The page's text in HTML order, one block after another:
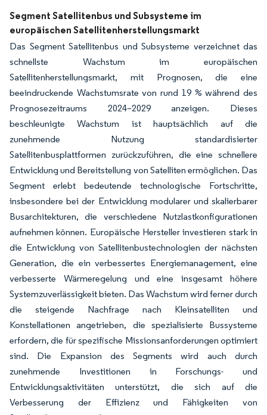
Segment Satellitenbus und Subsysteme im
europäischen Satellitenherstellungsmarkt
Das Segment Satellitenbus und Subsysteme verzeichnet das
schnellste Wachstum im europäischen
Satellitenherstellungsmarkt, mit Prognosen, die eine
beeindruckende Wachstumsrate von rund 19 % während des
Prognosezeitraums 2024–2029 anzeigen. Dieses
beschleunigte Wachstum ist hauptsächlich auf die
zunehmende Nutzung standardisierter
Satellitenbusplattformen zurückzuführen, die eine schnellere
Entwicklung und Bereitstellung von Satelliten ermöglichen. Das
Segment erlebt bedeutende technologische Fortschritte,
insbesondere bei der Entwicklung modularer und skalierbarer
Busarchitekturen, die verschiedene Nutzlastkonfigurationen
aufnehmen können. Europäische Hersteller investieren stark in
die Entwicklung von Satellitenbustechnologien der nächsten
Generation, die ein verbessertes Energiemanagement, eine
verbesserte Wärmeregelung und eine insgesamt höhere
Systemzuverlässigkeit bieten. Das Wachstum wird ferner durch
die steigende Nachfrage nach Kleinsatelliten und
Konstellationen angetrieben, die spezialisierte Bussysteme
erfordern, die für spezifische Missionsanforderungen optimiert
sind. Die Expansion des Segments wird auch durch
zunehmende Investitionen in Forschungs- und
Entwicklungsaktivitäten unterstützt, die sich auf die
Verbesserung der Effizienz und Fähigkeiten von